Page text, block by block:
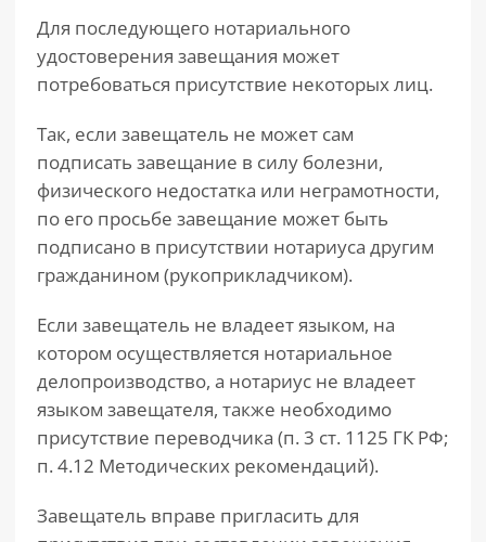
Для последующего нотариального
удостоверения завещания может
потребоваться присутствие некоторых лиц.
Так, если завещатель не может сам
подписать завещание в силу болезни,
физического недостатка или неграмотности,
по его просьбе завещание может быть
подписано в присутствии нотариуса другим
гражданином (рукоприкладчиком).
Если завещатель не владеет языком, на
котором осуществляется нотариальное
делопроизводство, а нотариус не владеет
языком завещателя, также необходимо
присутствие переводчика (п. 3 ст. 1125 ГК РФ;
п. 4.12 Методических рекомендаций).
Завещатель вправе пригласить для